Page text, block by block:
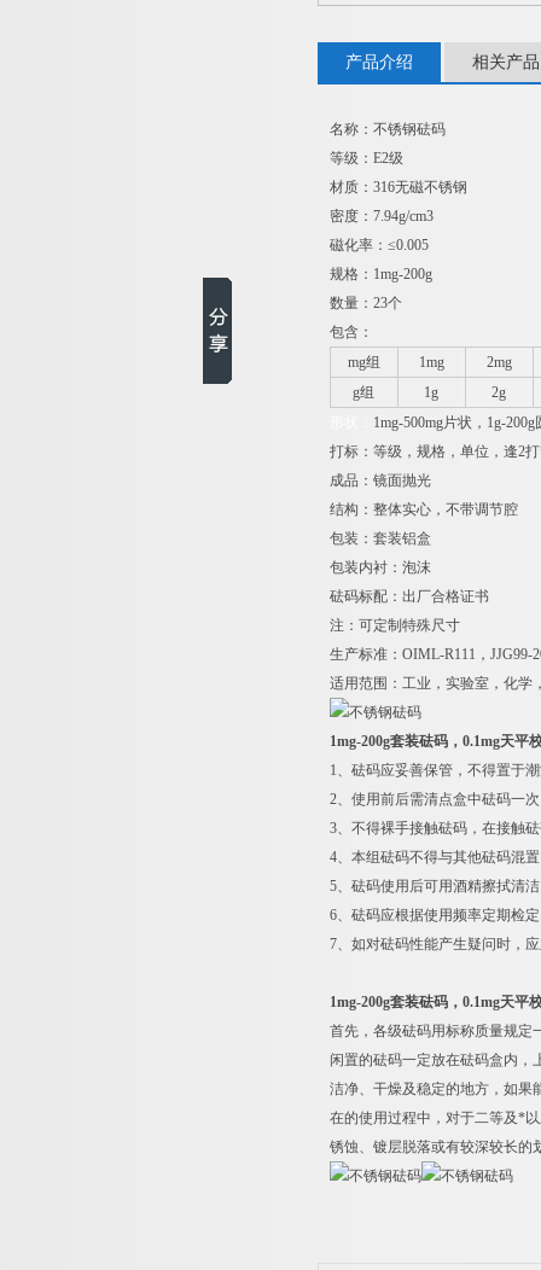
产品介绍 相关产品
名称：不锈钢砝码
等级：E2级
材质：316无磁不锈钢
密度：7.94g/cm3
磁化率：≤0.005
规格：1mg-200g
数量：23个
包含：
mg组 1mg
2mg
g组 1g
2g
1mg-500mg片状，1g-200g
打标：等级，规格，单位，逢2
成品：镜面抛光
结构：整体实心，不带调节腔
包装：套装铝盒
包装内衬：泡沫
砝码标配：出厂合格证书
注：可定制特殊尺寸
生产标准：OIML-R111，JJG99-
适用范围：工业，实验室，化学
1mg-200g套装砝码，0.1mg天平
1、砝码应妥善保管，不得置于
2、使用前后需清点盒中砝码一
3、不得裸手接触砝码，在接触
4、本组砝码不得与其他砝码混
5、砝码使用后可用酒精擦拭清
6、砝码应根据使用频率定期检
7、如对砝码性能产生疑问时，
1mg-200g套装砝码，0.1mg天平
首先，各级砝码用标称质量规定
闲置的砝码一定放在砝码盒内，
洁净、干燥及稳定的地方，如果
在的使用过程中，对于二等及*
锈蚀、镀层脱落或有较深较长的